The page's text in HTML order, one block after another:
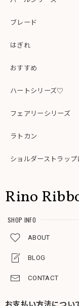
ブレード
はぎれ
おすすめ
ハートシリーズ♡
フェアリーシリーズ
ラトカン
ショルダーストラップ
Rino
SHOP INFO
ABOUT
BLOG
CONTACT
お支払い方法につい